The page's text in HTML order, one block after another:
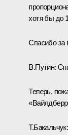
хотя бы до
Спасибо за
В.Путин:
Теперь,
Т.Бакальчук: